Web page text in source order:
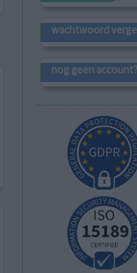
wachtwoord
nog geen account?